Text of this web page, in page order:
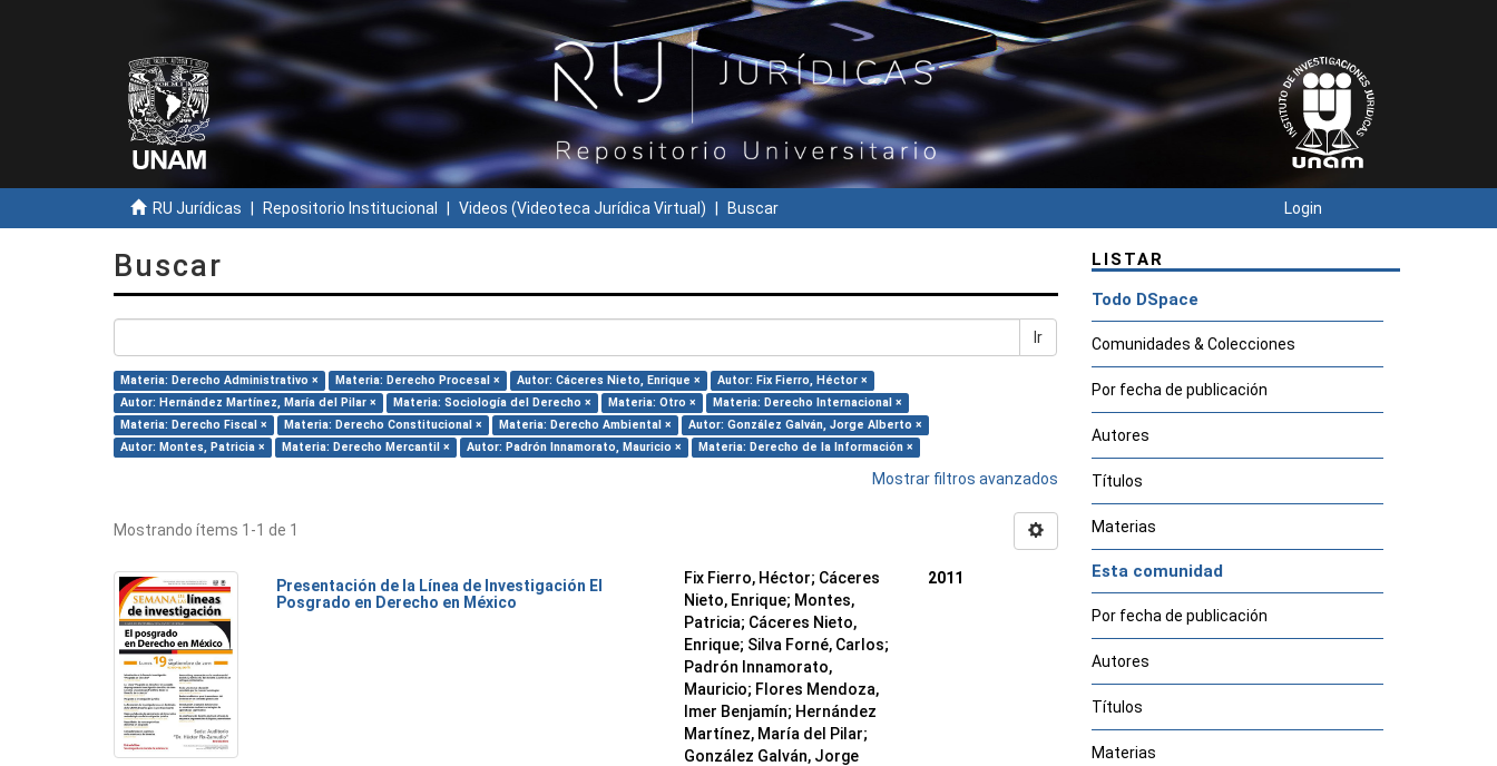
RU Jurídicas Repositorio Institucional Videos (Videoteca Jurídica Virtual) Buscar Login
Buscar
Ir
Materia: Derecho Administrativo × Materia: Derecho Procesal × Autor: Cáceres Nieto, Enrique ×
Autor: Fix Fierro, Héctor ×
Autor: Hernández Martínez, María del Pilar ×
Materia: Sociología del Derecho × Materia: Otro ×
Materia: Derecho Internacional ×
Materia: Derecho Fiscal ×
Materia: Derecho Constitucional × Materia: Derecho Ambiental ×
Autor: González Galván, Jorge Alberto ×
Autor: Montes, Patricia ×
Materia: Derecho Mercantil × Autor: Padrón Innamorato, Mauricio × Materia: Derecho de la Información ×
Mostrar filtros avanzados
Mostrando ítems 1-1 de 1
Presentación de la Línea de Investigación El
Posgrado en Derecho en México
Fix Fierro, Héctor; Cáceres
Nieto, Enrique; Montes,
Patricia; Cáceres Nieto,
Enrique; Silva Forné, Carlos;
Padrón Innamorato,
Mauricio; Flores Mendoza,
Imer Benjamín; Hernández
Martínez, María del Pilar;
González Galván, Jorge
2011
LISTAR
Todo DSpace
Comunidades & Colecciones
Por fecha de publicación
Autores
Títulos
Materias
Esta comunidad
Por fecha de publicación
Autores
Títulos
Materias